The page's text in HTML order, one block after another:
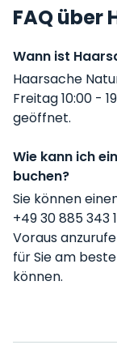
FAQ über
Wann ist
Haarsache
Freitag 10:00 -
geöffnet.
Wie kann ich
buchen?
Sie können
+49 30 885 343
Voraus
für Sie am
können.